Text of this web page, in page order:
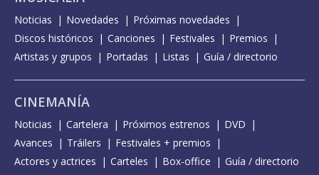
Noticias Novedades
Próximas novedades
Discos históricos
Canciones Festivales
Premios
Artistas y grupos
Portadas Listas Guía / directorio
CINEMANÍA
Noticias Cartelera Próximos estrenos
DVD
Avances
Tráilers
Festivales + premios
Actores y actrices
Carteles Box-office Guía / directorio